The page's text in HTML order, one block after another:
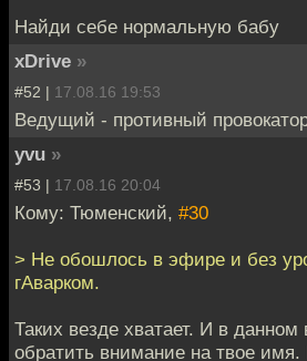
Найди себе нормальную бабу
xDrive »
#52 | 17.08.16 19:53
Ведущий - противный
yvu »
#53 | 17.08.16 20:04
Кому: Тюменский, #30
> Не обошлось в эфире и без
гАварком.
Таких везде хватает. И в данном
обратить внимание на твое имя.